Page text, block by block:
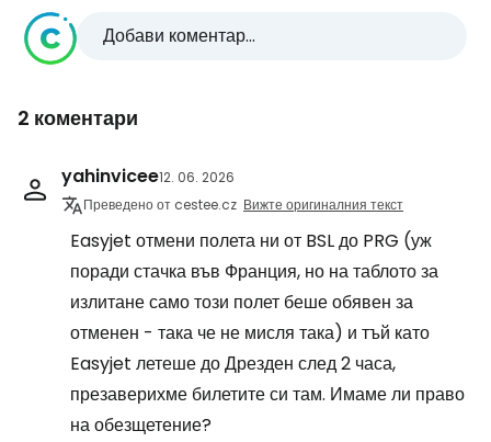
Добави коментар...
2 коментари
yahinvicee12. 06. 2026
Преведено от cestee.cz Вижте оригиналния текст
Easyjet отмени полета ни от BSL до PRG (уж
поради стачка във Франция, но на таблото за
излитане само този полет беше обявен за
отменен - така че не мисля така) и тъй като
Easyjet летеше до Дрезден след 2 часа,
презаверихме билетите си там. Имаме ли право
на обезщетение?